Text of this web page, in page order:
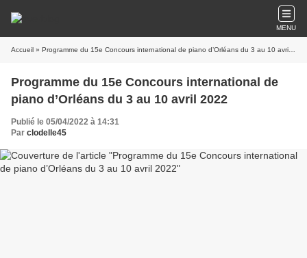
MENU
Accueil » Programme du 15e Concours international de piano d’Orléans du 3 au 10 avril 2022
Programme du 15e Concours international de
piano d’Orléans du 3 au 10 avril 2022
Publié le 05/04/2022 à 14:31
Par clodelle45